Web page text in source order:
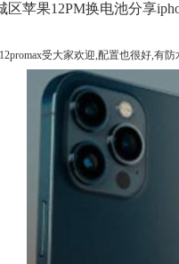
区苹果12PM换电池分享
受大家欢迎,配置也很好,有